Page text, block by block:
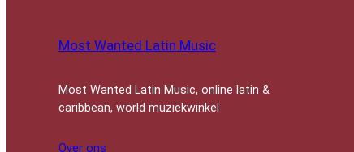
Most Wanted Latin Music
Most Wanted Latin Music, online latin &
caribbean, world muziekwinkel
Over ons